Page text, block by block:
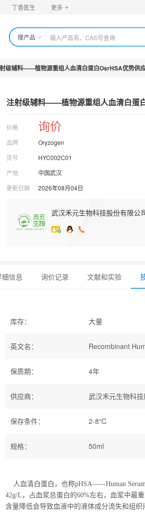
丁香医生 更多
搜产品
级辅料——植物源重组人血清白蛋白OsrHSA优势供
注射级辅料——植物源重组人血清白蛋
价格 询价
品牌
Oryzogen
货号
HYC002C01
产地
中国武汉
更新日期
2026年08月04日
武汉禾元生物科技股份有限公
细信息 询价记录 文献和实验
库存： 大量
英文名 ： Recombinant
保质期： 4年
供应商： 武汉禾元生物科
保存条件： 2-8℃
规格： 50ml
人血清白蛋白，也称pHSA——Human
42g/L，占血浆总蛋白的60%左右，血浆中最
含量降低会导致血液中的液体成分流失和组